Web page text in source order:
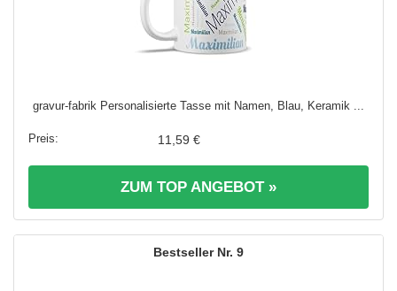
gravur-fabrik Personalisierte Tasse mit Namen, Blau, Keramik ...
11,59 €
ZUM TOP ANGEBOT »
9